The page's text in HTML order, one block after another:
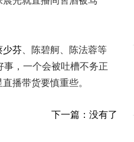
少芬 、陈碧舸、陈法蓉等
事，一个会被吐槽不务正
直播带货要慎重些。
下一篇：没有了